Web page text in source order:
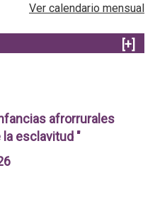
Ver calendario mensual
[+]
afrorrurales
esclavitud "